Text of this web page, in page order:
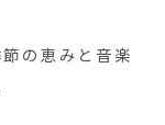
節の恵みと音楽